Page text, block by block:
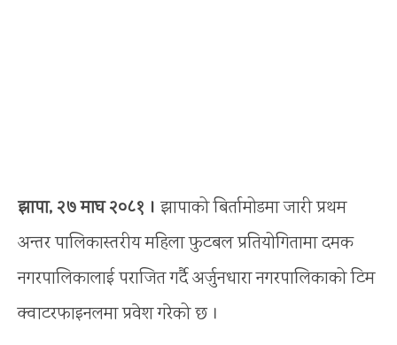
झापा, २७ माघ २०८१ । झापाको बिर्तामोडमा जारी प्रथम
अन्तर पालिकास्तरीय महिला फुटबल प्रतियोगितामा दमक
नगरपालिकालाई पराजित गर्दै अर्जुनधारा नगरपालिकाको टिम
क्वाटरफाइनलमा प्रवेश गरेको छ ।